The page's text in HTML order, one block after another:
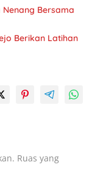
Bersama
Berikan Latihan
Ruas yang